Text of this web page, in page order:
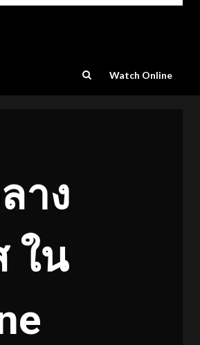
Watch Online
าง
ใน